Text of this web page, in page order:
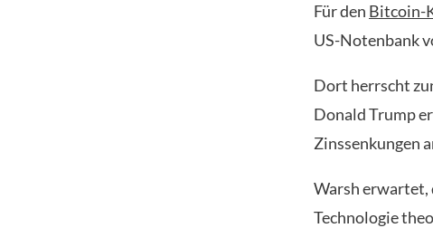
Für den Bitcoin-
US-Notenbank
Dort herrscht
Donald Trump
Zinssenkungen
Warsh erwartet,
Technologie